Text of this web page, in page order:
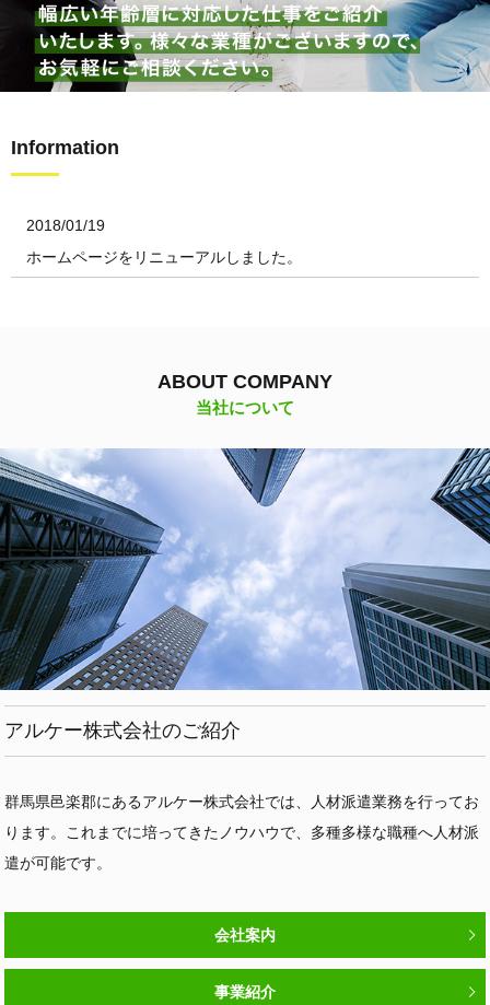
Information
2018/01/19
ホームページをリニューアルしました。
ABOUT COMPANY
当社について
アルケー株式会社のご紹介
群馬県邑楽郡にあるアルケー株式会社では、人材派遣業務を行ってお
ります。これまでに培ってきたノウハウで、多種多様な職種へ人材派
遣が可能です。
会社案内
事業紹介